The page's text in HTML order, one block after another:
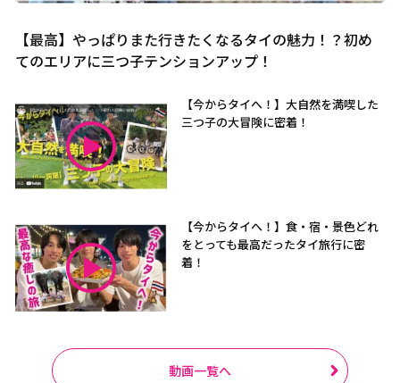
【最高】やっぱりまた行きたくなるタイの魅力！？初め
てのエリアに三つ子テンションアップ！
【今からタイへ！】大自然を満喫した
三つ子の大冒険に密着！
【今からタイへ！】食・宿・景色どれ
をとっても最高だったタイ旅行に密
着！
動画一覧へ